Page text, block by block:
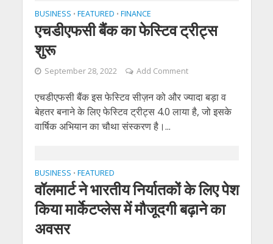
BUSINESS • FEATURED • FINANCE
एचडीएफसी बैंक का फेस्टिव ट्रीट्स
शुरू
September 28, 2022 Add Comment
एचडीएफसी बैंक इस फेस्टिव सीज़न को और ज्यादा बड़ा व
बेहतर बनाने के लिए फेस्टिव ट्रीट्स 4.0 लाया है, जो इसके
वार्षिक अभियान का चौथा संस्करण है।...
BUSINESS • FEATURED
वॉलमार्ट ने भारतीय निर्यातकों के लिए पेश
किया मार्केटप्लेस में मौजूदगी बढ़ाने का
अवसर